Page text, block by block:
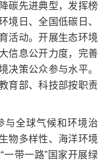
碳先进典型，发挥榜
境日、全国低碳日、
活动。开展生态环境
信息公开力度，完善
决策公众参与水平。
育部、科技部按职责
与全球气候和环境治
物多样性、海洋环境
带一路”国家开展绿